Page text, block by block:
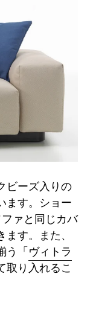
ビーズ入りの
ます。ショー
ァと同じカバ
す。また、
う「ヴィトラ
取り入れるこ